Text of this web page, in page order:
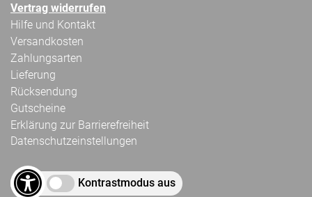
Vertrag widerrufen
Hilfe und Kontakt
Versandkosten
Zahlungsarten
Lieferung
Rücksendung
Gutscheine
Erklärung zur Barrierefreiheit
Datenschutzeinstellungen
Kontrastmodus aus